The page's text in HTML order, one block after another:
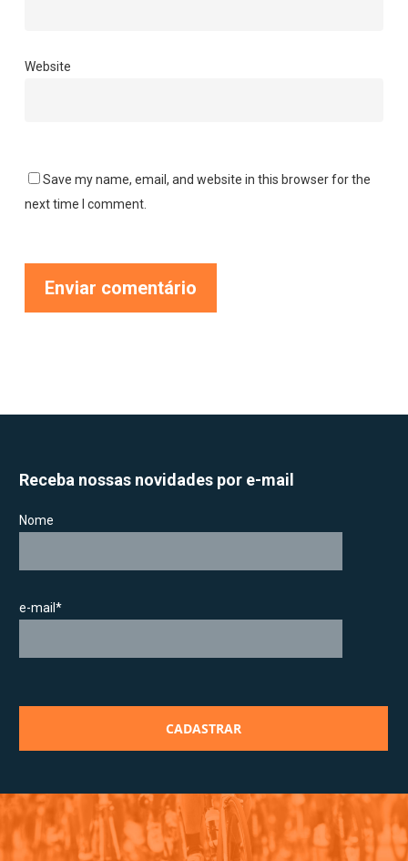
Website
Save my name, email, and website in this browser for the
next time I comment.
Receba nossas novidades por e-mail
Nome
e-mail*